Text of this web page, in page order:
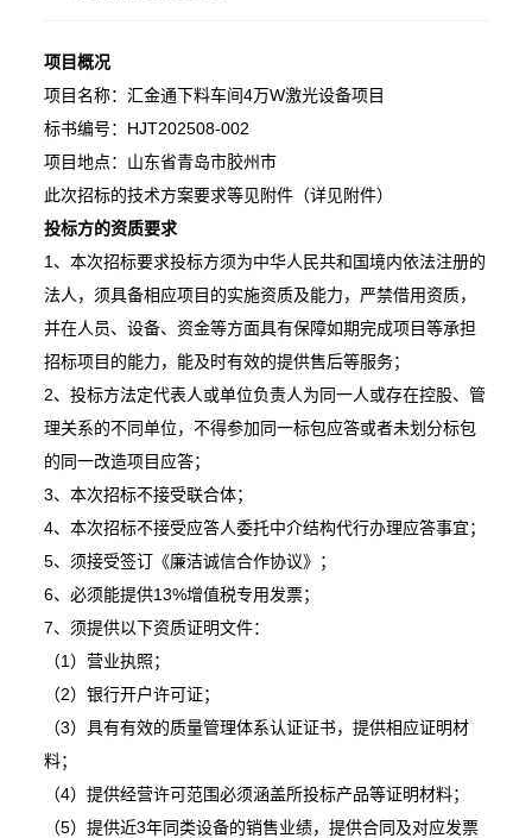
项目概况
项目名称：汇金通下料车间4万W激光设备项目
标书编号：HJT202508-002
项目地点：山东省青岛市胶州市
此次招标的技术方案要求等见附件（详见附件）
投标方的资质要求
1、本次招标要求投标方须为中华人民共和国境内依法注册的
法人，须具备相应项目的实施资质及能力，严禁借用资质，
并在人员、设备、资金等方面具有保障如期完成项目等承担
招标项目的能力，能及时有效的提供售后等服务；
2、投标方法定代表人或单位负责人为同一人或存在控股、管
理关系的不同单位，不得参加同一标包应答或者未划分标包
的同一改造项目应答；
3、本次招标不接受联合体；
4、本次招标不接受应答人委托中介结构代行办理应答事宜；
5、须接受签订《廉洁诚信合作协议》；
6、必须能提供13%增值税专用发票；
7、须提供以下资质证明文件：
（1）营业执照；
（2）银行开户许可证；
（3）具有有效的质量管理体系认证证书，提供相应证明材
料；
（4）提供经营许可范围必须涵盖所投标产品等证明材料；
（5）提供近3年同类设备的销售业绩，提供合同及对应发票